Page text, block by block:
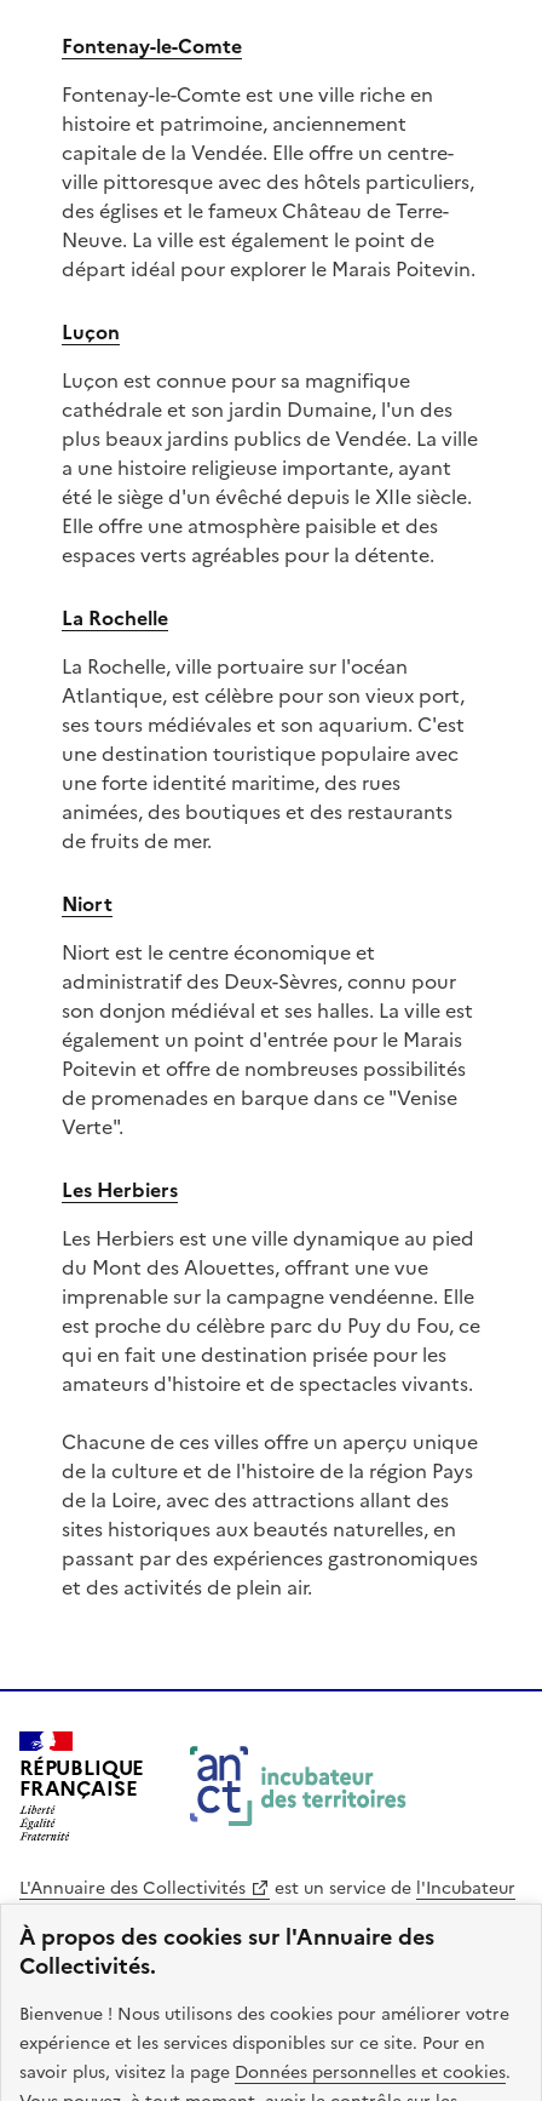
À propos des cookies sur l'Annuaire des
Collectivités.
Bienvenue ! Nous utilisons des cookies pour améliorer votre
expérience et les services disponibles sur ce site. Pour en
savoir plus, visitez la page Données personnelles et cookies.
Fontenay-le-Comte
Fontenay-le-Comte est une ville riche en
histoire et patrimoine, anciennement
capitale de la Vendée. Elle offre un centre-
ville pittoresque avec des hôtels particuliers,
des églises et le fameux Château de Terre-
Neuve. La ville est également le point de
départ idéal pour explorer le Marais Poitevin.
Luçon
Luçon est connue pour sa magnifique
cathédrale et son jardin Dumaine, l'un des
plus beaux jardins publics de Vendée. La ville
a une histoire religieuse importante, ayant
été le siège d'un évêché depuis le XIIe siècle.
Elle offre une atmosphère paisible et des
espaces verts agréables pour la détente.
La Rochelle
La Rochelle, ville portuaire sur l'océan
Atlantique, est célèbre pour son vieux port,
ses tours médiévales et son aquarium. C'est
une destination touristique populaire avec
une forte identité maritime, des rues
animées, des boutiques et des restaurants
de fruits de mer.
Niort
Niort est le centre économique et
administratif des Deux-Sèvres, connu pour
son donjon médiéval et ses halles. La ville est
également un point d'entrée pour le Marais
Poitevin et offre de nombreuses possibilités
de promenades en barque dans ce "Venise
Verte".
Les Herbiers
Les Herbiers est une ville dynamique au pied
du Mont des Alouettes, offrant une vue
imprenable sur la campagne vendéenne. Elle
est proche du célèbre parc du Puy du Fou, ce
qui en fait une destination prisée pour les
amateurs d'histoire et de spectacles vivants.
Chacune de ces villes offre un aperçu unique
de la culture et de l'histoire de la région Pays
de la Loire, avec des attractions allant des
sites historiques aux beautés naturelles, en
passant par des expériences gastronomiques
et des activités de plein air.
RÉPUBLIQUE
FRANÇAISE
L'Annuaire des Collectivités est un service de l'Incubateur
des Territoires
Cohésion des Territoires
. Le code source de ce site web
est disponible en licence libre. Le design de ce site est conçu
avec le système de design de l’État.
legifrance.gouv.fr info.gouv.fr